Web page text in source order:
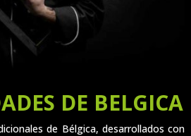
DE BELGICA
de Bélgica, desarrollados con